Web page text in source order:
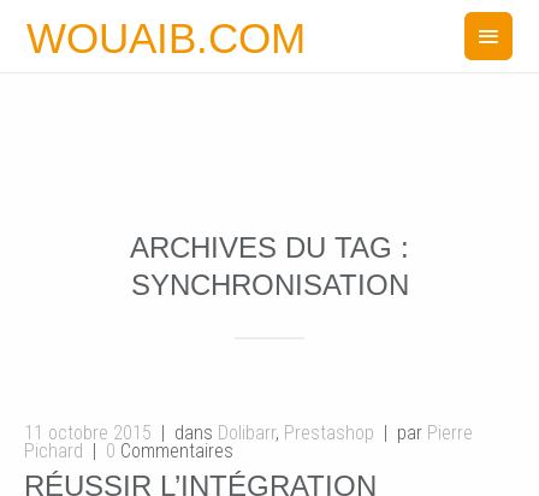
WOUAIB.COM
ARCHIVES DU TAG :
SYNCHRONISATION
11 octobre 2015 dans Dolibarr, Prestashop par Pierre
Pichard 0 Commentaires
RÉUSSIR L’INTÉGRATION